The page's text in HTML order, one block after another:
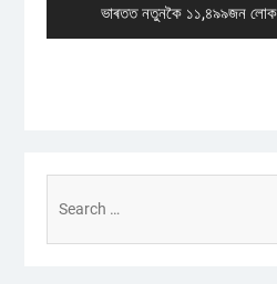
Next
post:
ভাৰতত নতুনকৈ ১১,৪৯৯জন
for: